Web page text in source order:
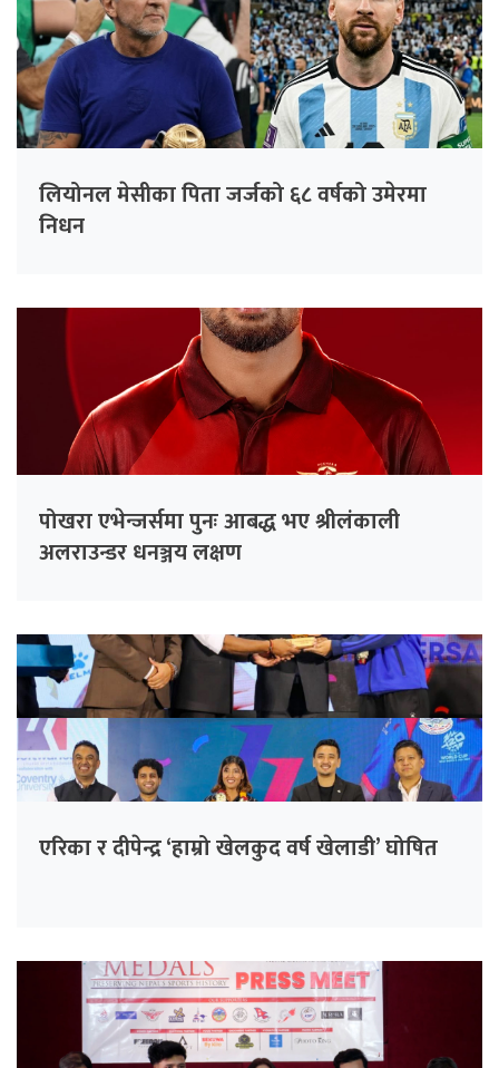
लियोनल मेसीका पिता जर्जको ६८ वर्षको उमेरमा
निधन
पोखरा एभेन्जर्समा पुनः आबद्ध भए श्रीलंकाली
अलराउन्डर धनञ्जय लक्षण
एरिका र दीपेन्द्र ‘हाम्रो खेलकुद वर्ष खेलाडी’ घोषित